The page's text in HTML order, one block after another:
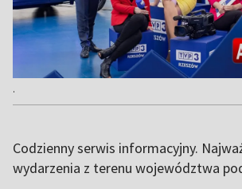
.
Codzienny serwis informacyjny.
wydarzenia z terenu województwa